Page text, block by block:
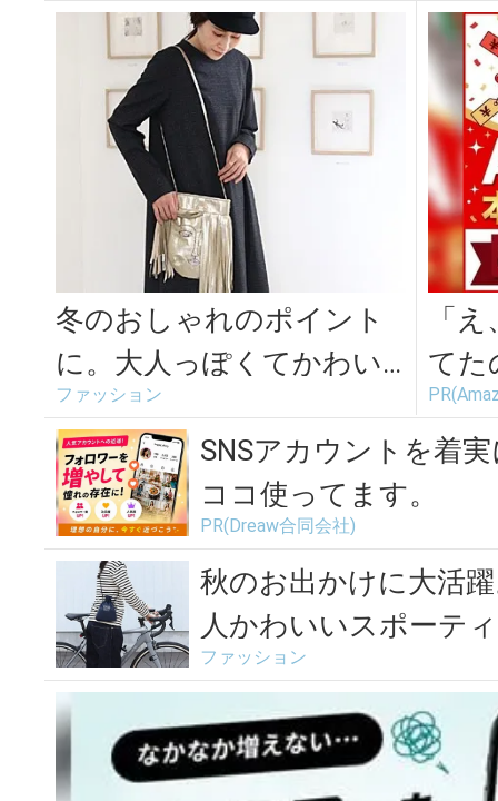
冬のおしゃれのポイント
に。大人っぽくてかわい
いショルダーバッグ特集
ファッション
「
てた
続々
が...
SNSアカウントを着
ココ使ってます。
PR(Dreaw合同会社)
秋のお出かけに大活
人かわいいスポーテ
ファッション